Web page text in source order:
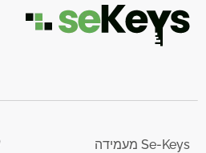
Se-Keys מעמידה